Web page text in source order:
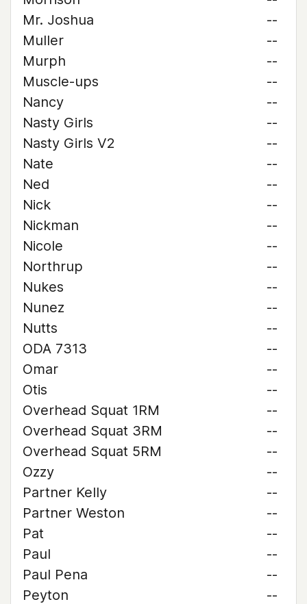
Mr. Joshua
--
Muller
--
Murph
--
Muscle-ups
--
Nancy
--
Nasty Girls
--
Nasty Girls V2
--
Nate
--
Ned
--
Nick
--
Nickman
--
Nicole
--
Northrup
--
Nukes
--
Nunez
--
Nutts
--
ODA 7313
--
Omar
--
Otis
--
Overhead Squat 1RM
--
Overhead Squat 3RM
--
Overhead Squat 5RM
--
Ozzy
--
Partner Kelly
--
Partner Weston
--
Pat
--
Paul
--
Paul Pena
--
Peyton
--